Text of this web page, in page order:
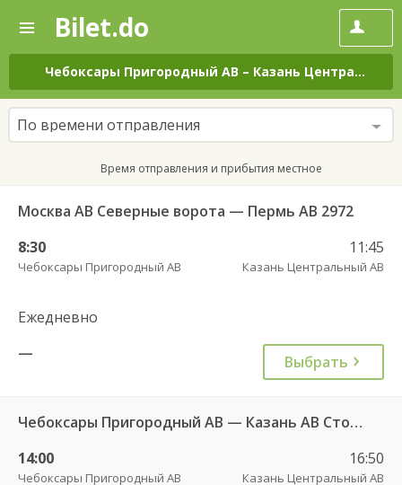
—
Поиск
и
покупка
билетов
на
автобус
онлайн
Bilet.do
Чебоксары Пригородный АВ – Казань Центральный АВ
По времени отправления
Время отправления и прибытия местное
Москва АВ Северные ворота — Пермь АВ 2972
8:30
Чебоксары Пригородный АВ
11:45
Казань Центральный АВ
Ежедневно
—
Выбрать
Чебоксары Пригородный АВ — Казань АВ Столичный 10708
14:00
Чебоксары Пригородный АВ
16:50
Казань Центральный АВ